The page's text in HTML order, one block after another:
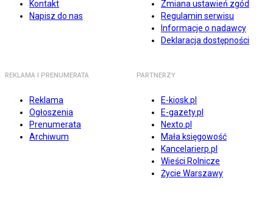
Kontakt
Napisz do nas
Zmiana ustawień zgód
Regulamin serwisu
Informacje o nadawcy
Deklaracja dostępności
REKLAMA I PRENUMERATA
Reklama
Ogłoszenia
Prenumerata
Archiwum
PARTNERZY
E-kiosk.pl
E-gazety.pl
Nexto.pl
Mała księgowość
Kancelarierp.pl
Wieści Rolnicze
Życie Warszawy